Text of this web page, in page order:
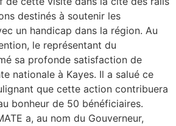
destinés à soutenir les
un handicap dans la région. ​Au
le représentant du
sa profonde satisfaction de
nationale à Kayes. Il a salué ce
que cette action contribuera
bonheur de 50 bénéficiaires.
a, au nom du Gouverneur,